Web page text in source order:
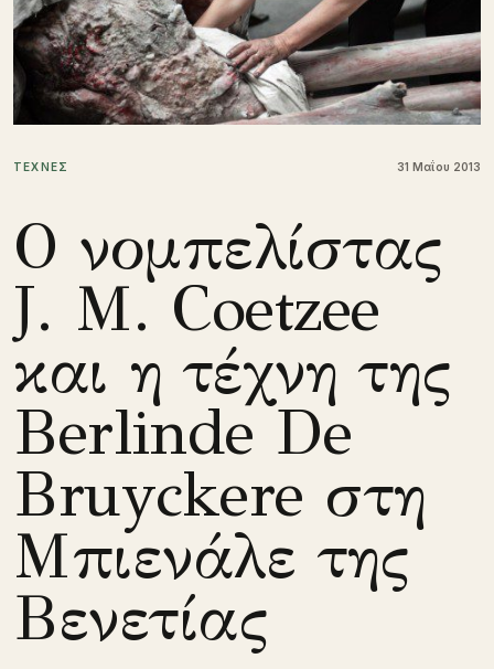
ΤΕΧΝΕΣ 31 Μαΐου 2013
Ο νομπελίστας
J. Μ. Coetzee
και η τέχνη της
Berlinde De
Bruyckere στη
Μπιενάλε της
Βενετίας